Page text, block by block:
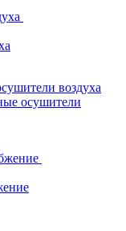
воздуха
осушители